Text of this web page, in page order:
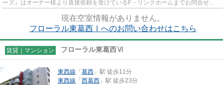
ーズ』はオーナー様より直接依頼を受けているF・リンクホームまでお問合せ下
現在空室情報がありません。
フローラル東葛西Ⅰへのお問い合わせはこちら
賃貸｜マンション フローラル東葛西Ⅵ
東西線 「 葛西 」駅 徒歩11分
東西線 「 西葛西 」駅 徒歩23分